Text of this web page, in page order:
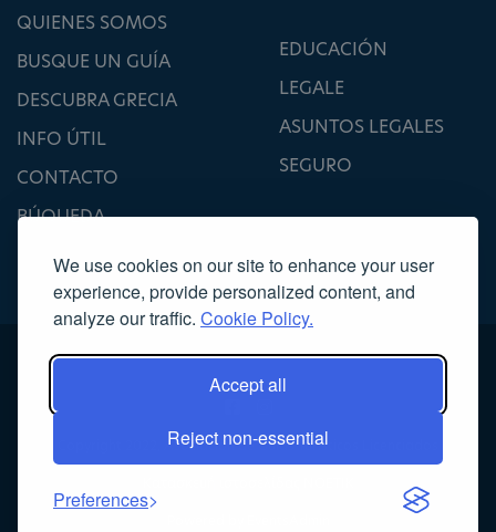
We use cookies on our site to enhance your user
experience, provide personalized content, and
analyze our traffic. Cookie Policy.
Accept all
Reject non-essential
Preferences
QUIENES SOMOS
BUSQUE UN GUÍA
DESCUBRA GRECIA
INFO ÚTIL
CONTACTO
BÚQUEDA
EDUCACIÓN
LEGALE
ASUNTOS LEGALES
SEGURO
Copyright 2022, Asociación de Guías Turísticos Licenciados